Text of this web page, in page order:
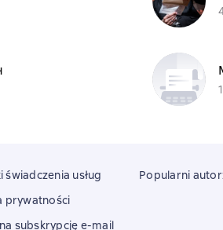
świadczenia usług
prywatności
subskrypcję e-mail
Popularni